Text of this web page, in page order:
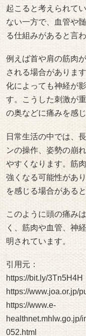
起こると考えられて
ない一方で、血管や
る仕組みがあると言
例えば首や肩の筋肉
される場合がありま
化によっても神経が
す。こうした刺激が
の奥などに痛みを感
日常生活の中では、
ンの操作、姿勢の崩
やすくなります。筋
強くなる可能性があ
を感じる場合がある
このように頭の痛み
く、筋肉や血管、神
明されています。
引用元：
https://bit.ly/3Tn5H4H
https://www.joa.or.jp/
https://www.e-
healthnet.mhlw.go.jp/
052.html